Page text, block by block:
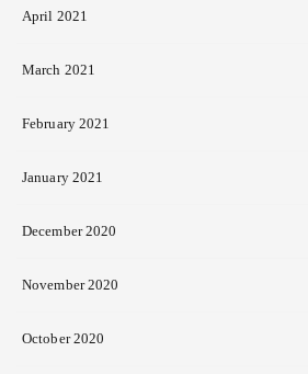
April 2021
March 2021
February 2021
January 2021
December 2020
November 2020
October 2020